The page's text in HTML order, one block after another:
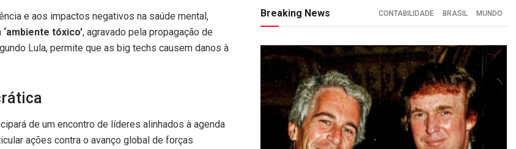
e aos impactos negativos na saúde mental,
‘ambiente tóxico’, agravado pela propagação de
Lula, permite que as big techs causem danos à
de um encontro de líderes alinhados à agenda
ações contra o avanço global de forças
Breaking News CONTABILIDADE BRASIL MUNDO